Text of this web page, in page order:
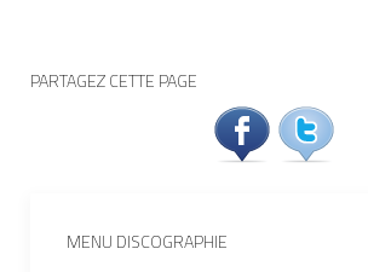
PARTAGEZ CETTE PAGE
MENU DISCOGRAPHIE